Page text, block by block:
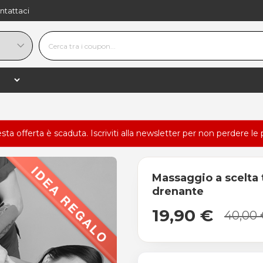
offerta è scaduta. Iscriviti alla newsletter per non perdere le
Massaggio a scelta
drenante
19,90 € 40,00